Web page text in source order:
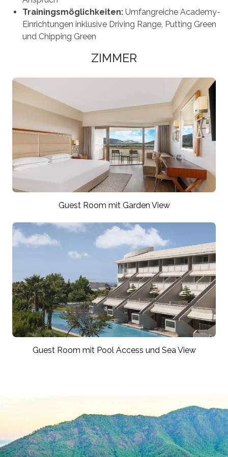
Trainingsmöglichkeiten: Umfangreiche Academy-
Einrichtungen inklusive Driving Range, Putting Green
und Chipping Green
ZIMMER
Guest Room mit Garden View
Guest Room mit Pool Access und Sea View